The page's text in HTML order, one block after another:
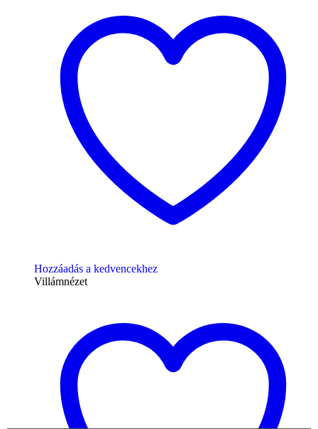
Hozzáadás a kedvencekhez
Villámnézet